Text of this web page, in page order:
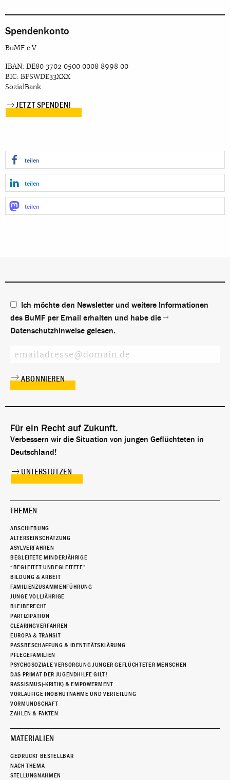
Spendenkonto
BuMF e.V.
IBAN: DE80 3702 0500 0008 8998 00
BIC: BFSWDE33XXX
SozialBank
JETZT SPENDEN!
teilen
teilen
teilen
Ich möchte den Newsletter und weitere Informationen
des BuMF per Email erhalten und habe die
Datenschutzhinweise gelesen.
Für ein Recht auf Zukunft.
Verbessern wir die Situation von jungen Geflüchteten in
Deutschland!
UNTERSTÜTZEN
THEMEN
ABSCHIEBUNG
ALTERSEINSCHÄTZUNG
ASYLVERFAHREN
BEGLEITETE MINDERJÄHRIGE
“BEGLEITET UNBEGLEITETE”
BILDUNG & ARBEIT
FAMILIENZUSAMMENFÜHRUNG
JUNGE VOLLJÄHRIGE
BLEIBERECHT
PARTIZIPATION
CLEARINGVERFAHREN
EUROPA & TRANSIT
PASSBESCHAFFUNG & IDENTITÄTSKLÄRUNG
PFLEGEFAMILIEN
PSYCHOSOZIALE VERSORGUNG JUNGER GEFLÜCHTETER MENSCHEN
DAS PRIMAT DER JUGENDHILFE GILT!
RASSISMUS(-KRITIK) & EMPOWERMENT
VORLÄUFIGE INOBHUTNAHME UND VERTEILUNG
VORMUNDSCHAFT
ZAHLEN & FAKTEN
MATERIALIEN
GEDRUCKT BESTELLBAR
NACH THEMA
STELLUNGNAHMEN